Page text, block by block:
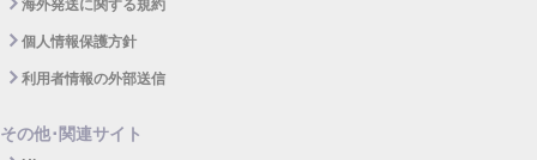
個人情報保護方針
利用者情報の外部送信
その他･関連サイト